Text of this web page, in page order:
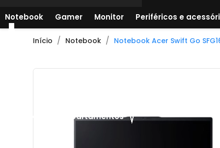
Todos os departamentos
Notebook Gamer Monitor Periféricos e
Início Notebook Notebook Acer Swift Go